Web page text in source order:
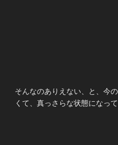
そんなのありえない、と、今
くて、真っさらな状態になっ